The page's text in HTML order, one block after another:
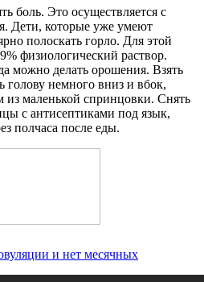
боль. Это осуществляется с
Дети, которые уже умеют
полоскать горло. Для этой
физиологический раствор.
можно делать орошения. Взять
немного вниз и вбок,
из маленькой спринцовки. Снять
с антисептиками под язык,
полчаса после еды.
и нет месячных